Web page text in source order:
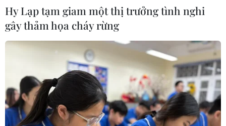
Iran-Oman đàm phán thiết lập tuyến
hàng hải mới qua eo biển Hormuz
Cố vấn quân sự Iran tiết lộ
sốc, tuyên bố hàng trăm binh sĩ Mỹ
Hy Lạp tạm giam một thị trưởng tình nghi
gây thảm họa cháy rừng